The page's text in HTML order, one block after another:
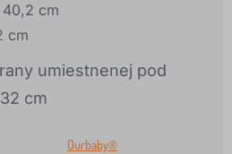
cm
cm
umiestnenej pod
cm
Ourbaby®